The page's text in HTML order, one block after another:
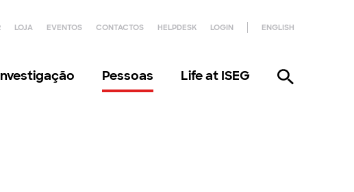
LOJA EVENTOS CONTACTOS HELPDESK LOGIN ENGLISH
Pessoas Life at ISEG